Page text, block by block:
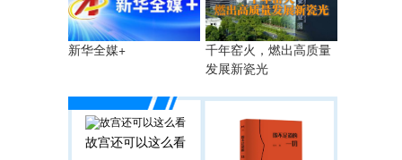
新华全媒+
千年窑火，燃出高质量
发展新瓷光
故宫还可以这么看